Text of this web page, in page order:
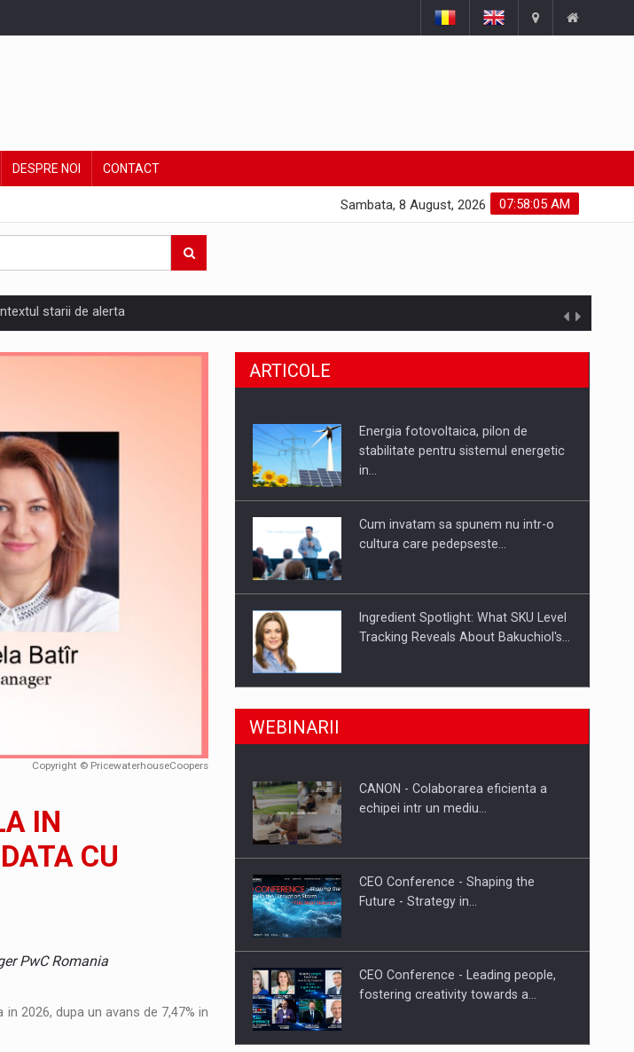
DESPRE NOI CONTACT
07:58:06 AM
Sambata, 8 August, 2026
starii de alerta
ambalajele pot risca retragerea produselor din piata
BUSINESS SCENE
IN ROMANIA
– peste 500 de participanti
de transport paletizat din Romania, preiau compania intr-o tranzactie de peste 25…
GT
Copyright © PricewaterhouseCoopers
IN
CU
PwC Romania
2026, dupa un avans de 7,47% in
ARTICOLE
Energia fotovoltaica, pilon de
stabilitate pentru sistemul energetic
in…
Cum invatam sa spunem nu intr-o
cultura care pedepseste…
Ingredient Spotlight: What SKU Level
Tracking Reveals About Bakuchiol's…
Producatorii si comerciantii care nu
Proteinmaxxing and the Future of
WEBINARII
CANON - Colaborarea eficienta a
echipei intr un mediu…
CEO Conference - Shaping the
Future - Strategy in…
CEO Conference - Leading people,
fostering creativity towards a…